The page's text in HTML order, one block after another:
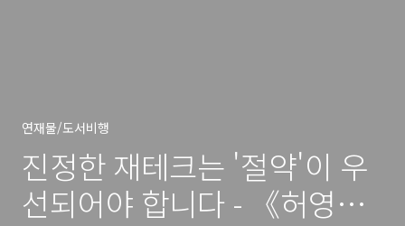
연재물/도서비행
진정한 재테크는 '절약'이 우
선되어야 합니다 - 《허영이